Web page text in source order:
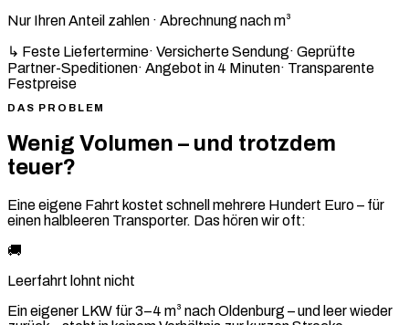
Nur Ihren Anteil zahlen · Abrechnung nach m³
↳ Feste Liefertermine· Versicherte Sendung· Geprüfte
Partner-Speditionen· Angebot in 4 Minuten· Transparente
Festpreise
DAS PROBLEM
Wenig Volumen – und trotzdem
teuer?
Eine eigene Fahrt kostet schnell mehrere Hundert Euro – für
einen halbleeren Transporter. Das hören wir oft:
🚚
Leerfahrt lohnt nicht
Ein eigener LKW für 3–4 m³ nach Oldenburg – und leer wieder